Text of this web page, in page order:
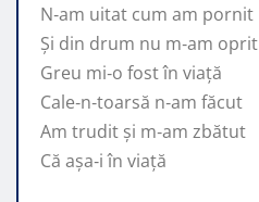
N‑am uitat cum am pornit
Și din drum nu m‑am oprit
Greu mi‑o fost în viață
Cale‑n‑toarsă n‑am făcut
Am trudit și m‑am zbătut
Că așa‑i în viață